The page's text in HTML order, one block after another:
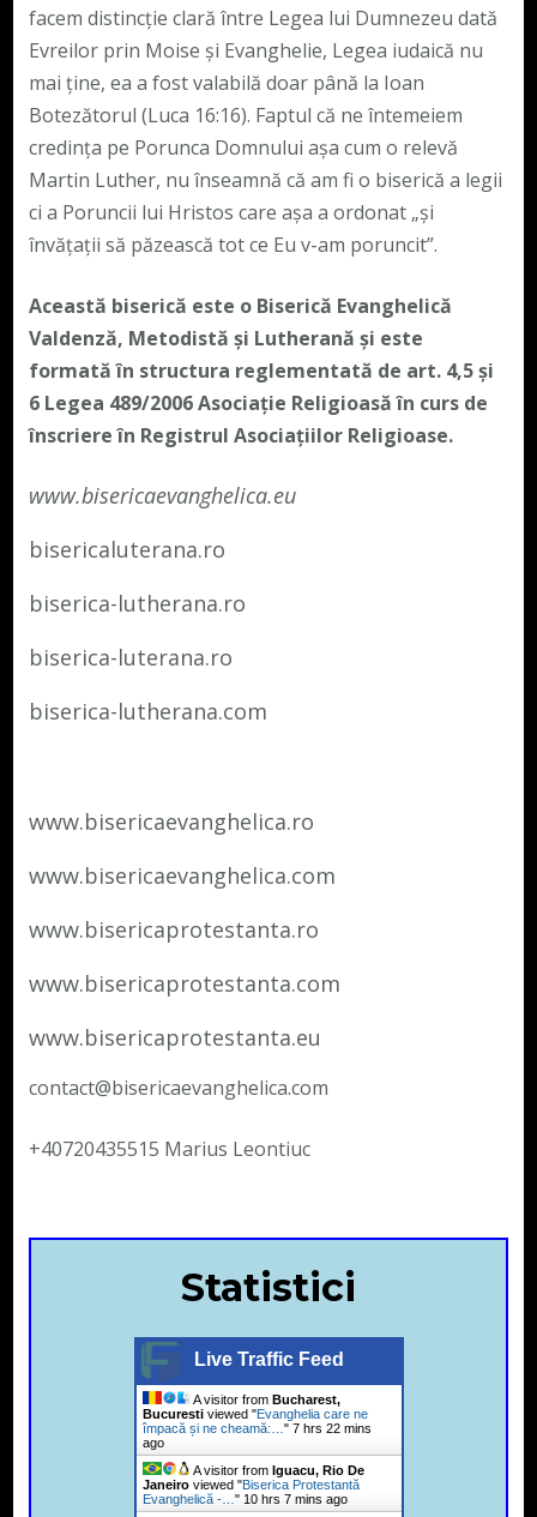
facem distincție clară între Legea lui Dumnezeu dată
Evreilor prin Moise și Evanghelie, Legea iudaică nu
mai ține, ea a fost valabilă doar până la Ioan
Botezătorul (Luca 16:16). Faptul că ne întemeiem
credința pe Porunca Domnului așa cum o relevă
Martin Luther, nu înseamnă că am fi o biserică a legii
ci a Poruncii lui Hristos care așa a ordonat „și
învățații să păzească tot ce Eu v-am poruncit”.
Această biserică este o Biserică Evanghelică
Valdenză, Metodistă și Lutherană și este
formată în structura reglementată de art. 4,5 și
6 Legea 489/2006Asociație Religioasă în curs de
înscriere în Registrul Asociațiilor Religioase.
www.bisericaevanghelica.eu
bisericaluterana.ro
biserica-lutherana.ro
biserica-luterana.ro
biserica-lutherana.com
www.bisericaevanghelica.ro
www.bisericaevanghelica.com
www.bisericaprotestanta.ro
www.bisericaprotestanta.com
www.bisericaprotestanta.eu
contact@bisericaevanghelica.com
+40720435515 Marius Leontiuc
Statistici
Live Traffic Feed
A visitor from Bucharest,
Bucurestiviewed "Evanghelia care ne
împacă și ne cheamă:… " 7 hrs 22 mins
ago
A visitor from Iguacu, Rio De
Janeiroviewed "Biserica Protestantă
Evanghelică -… " 10 hrs 7 mins ago